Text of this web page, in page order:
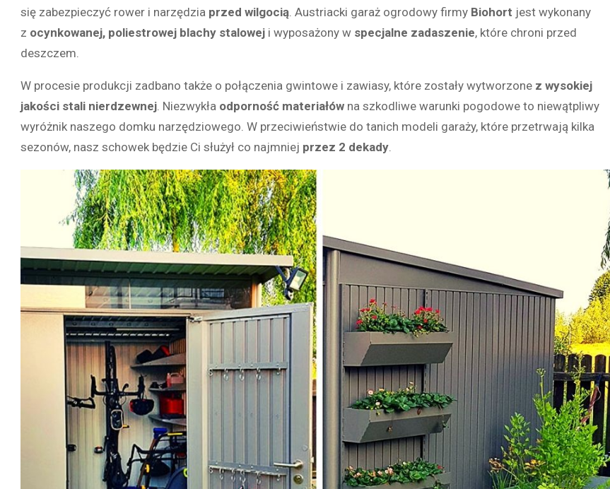
się zabezpieczyć rower i narzędzia przed wilgocią. Austriacki garaż ogrodowy firmy Biohort jest wykonany
z ocynkowanej, poliestrowej blachy stalowej i wyposażony w specjalne zadaszenie, które chroni przed
deszczem.
W procesie produkcji zadbano także o połączenia gwintowe i zawiasy, które zostały wytworzone z wysokiej
jakości stali nierdzewnej. Niezwykła odporność materiałów na szkodliwe warunki pogodowe to niewątpliwy
wyróżnik naszego domku narzędziowego. W przeciwieństwie do tanich modeli garaży, które przetrwają kilka
sezonów, nasz schowek będzie Ci służył co najmniej przez 2 dekady.